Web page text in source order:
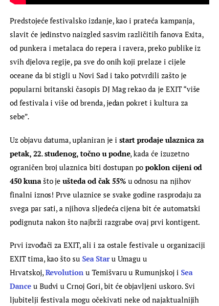
Predstojeće festivalsko izdanje, kao i prateća kampanja,
slavit će jedinstvo naizgled sasvim različitih fanova Exita,
od punkera i metalaca do repera i ravera, preko publike iz
svih djelova regije, pa sve do onih koji prelaze i cijele
oceane da bi stigli u Novi Sad i tako potvrdili zašto je
popularni britanski časopis DJ Mag rekao da je EXIT “više
od festivala i više od brenda, jedan pokret i kultura za
sebe”.
Uz objavu datuma, uplaniran je i start prodaje ulaznica za
petak, 22. studenog, točno u podne, kada će izuzetno
ograničen broj ulaznica biti dostupan po poklon cijeni od
450 kuna što je ušteda od čak 55% u odnosu na njihov
finalni iznos! Prve ulaznice se svake godine rasprodaju za
svega par sati, a njihova sljedeća cijena bit će automatski
podignuta nakon što najbrži razgrabe ovaj prvi kontigent.
Prvi izvođači za EXIT, ali i za ostale festivale u organizaciji
EXIT tima, kao što su Sea Star u Umagu u
Hrvatskoj, Revolution u Temišvaru u Rumunjskoj i Sea
Dance u Budvi u Crnoj Gori, bit će objavljeni uskoro. Svi
ljubitelji festivala mogu očekivati neke od najaktualnijih